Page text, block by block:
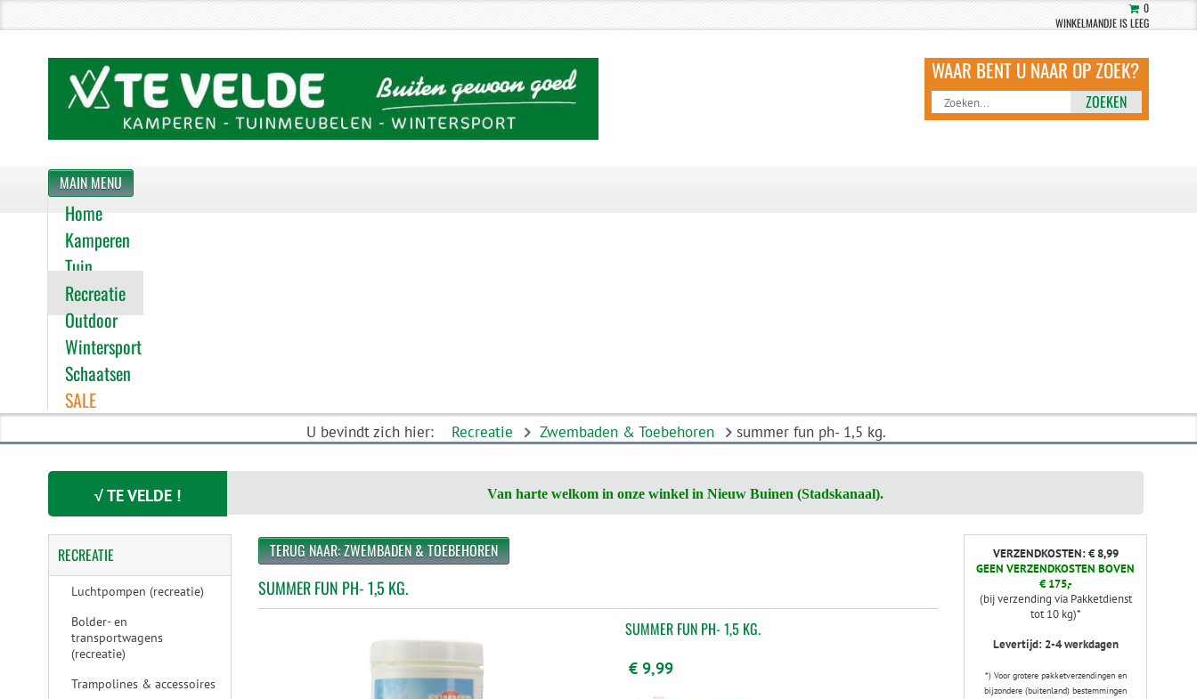
0
WINKELMANDJE IS LEEG
ZOEKEN
MAIN MENU
Home
Kamperen
Tuin
Recreatie
Outdoor
Wintersport
Schaatsen
SALE
U bevindt zich hier: Recreatie Zwembaden & Toebehoren summer fun ph- 1,5 kg.
√ TE VELDE ! Van harte welkom in onze winkel in Nieuw Buinen (Stadskanaal).
TERUG NAAR: ZWEMBADEN & TOEBEHOREN
SUMMER FUN PH- 1,5 KG.
SUMMER FUN PH- 1,5 KG.
€ 9,99
RECREATIE
Luchtpompen (recreatie)
Bolder- en
transportwagens
(recreatie)
Trampolines & accessoires
VERZENDKOSTEN: € 8,99
GEEN VERZENDKOSTEN BOVEN
€ 175,-
(bij verzending via Pakketdienst
tot 10 kg)*
Levertijd: 2-4 werkdagen
*) Voor grotere pakketverzendingen en
bijzondere (buitenland) bestemmingen